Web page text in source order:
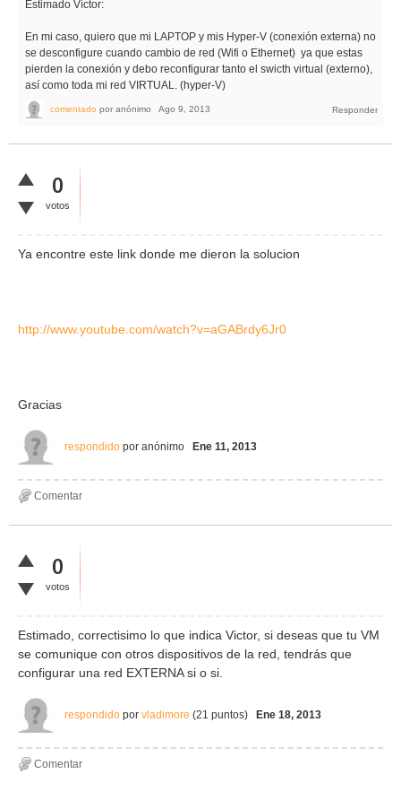
Estimado Víctor:
En mi caso, quiero que mi LAPTOP y mis Hyper-V (conexión externa) no
se desconfigure cuando cambio de red (Wifi o Ethernet) ya que estas
pierden la conexión y debo reconfigurar tanto el swicth virtual (externo),
así como toda mi red VIRTUAL. (hyper-V)
comentado por anónimo Ago 9, 2013
0
votos
Ya encontre este link donde me dieron la solucion
http://www.youtube.com/watch?v=aGABrdy6Jr0
Gracias
respondido por anónimo Ene 11, 2013
0
votos
Estimado, correctisimo lo que indica Victor, si deseas que tu VM
se comunique con otros dispositivos de la red, tendrás que
configurar una red EXTERNA si o si.
respondido por vladimore (21 puntos) Ene 18, 2013